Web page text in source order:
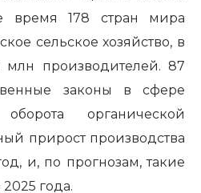
время 178 стран мира
сельское хозяйство, в
млн производителей. 87
законы в сфере
органической
прирост производства
и, по прогнозам, такие
года.